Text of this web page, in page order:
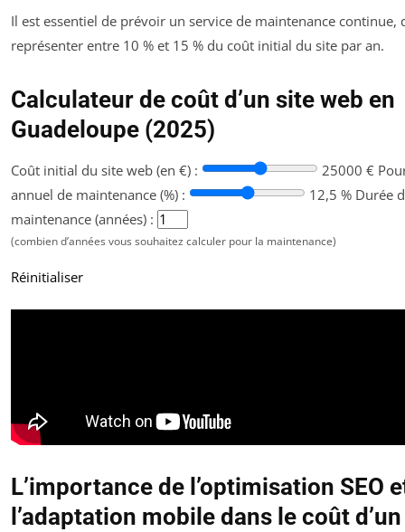
Il est essentiel de prévoir un service de maintenance continue,
représenter entre 10 % et 15 % du coût initial du site par an.
Calculateur de coût d’un site web en
Guadeloupe (2025)
Coût initial du site web (en €) : 25000 €
annuel de maintenance (%) :
12,5 % Durée
maintenance (années) :
(combien d’années vous souhaitez calculer pour la maintenance)
Réinitialiser
L’importance de l’optimisation SEO
l’adaptation mobile dans le coût